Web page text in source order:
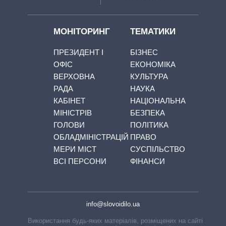
МОНІТОРИНГ
ПРЕЗИДЕНТ І
ОФІС
ВЕРХОВНА
РАДА
КАБІНЕТ
МІНІСТРІВ
ГОЛОВИ
ОБЛАДМІНІСТРАЦІЙ
МЕРИ МІСТ
ВСІ ПЕРСОНИ
ТЕМАТИКИ
БІЗНЕС
ЕКОНОМІКА
КУЛЬТУРА
НАУКА
НАЦІОНАЛЬНА
БЕЗПЕКА
ПОЛІТИКА
ПРАВО
СУСПІЛЬСТВО
ФІНАНСИ
info@slovoidilo.ua
Використання будь-яких матеріалів, розміщених на сайті,